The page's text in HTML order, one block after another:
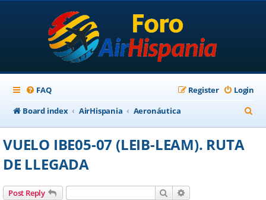
FAQ Login
Register
Board index
AirHispania Aeronáutica
e
VUELO IBE05-07 (LEIB-LEAM). RUTA
DE LLEGADA
Post Reply Search